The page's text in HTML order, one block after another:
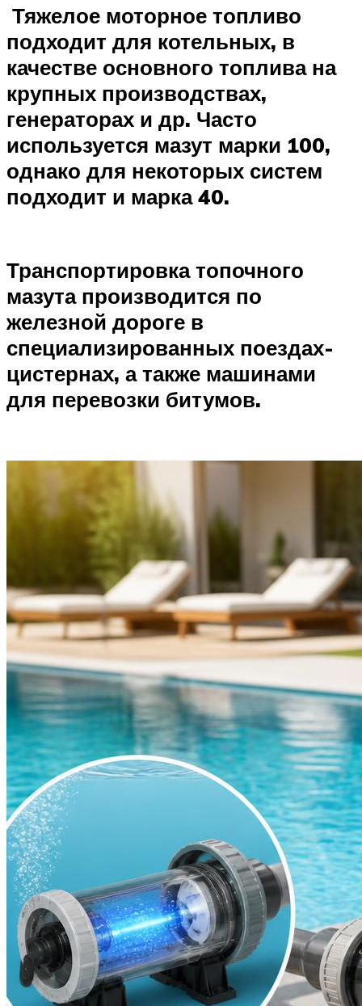
Тяжелое моторное топливо
подходит для котельных, в
качестве основного топлива на
крупных производствах,
генераторах и др. Часто
используется мазут марки 100,
однако для некоторых систем
подходит и марка 40.
Транспортировка топочного
мазута производится по
железной дороге в
специализированных поездах-
цистернах, а также машинами
для перевозки битумов.